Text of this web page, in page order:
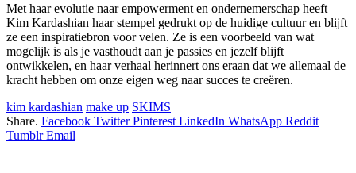
Met haar evolutie naar empowerment en ondernemerschap heeft
Kim Kardashian haar stempel gedrukt op de huidige cultuur en blijft
ze een inspiratiebron voor velen. Ze is een voorbeeld van wat
mogelijk is als je vasthoudt aan je passies en jezelf blijft
ontwikkelen, en haar verhaal herinnert ons eraan dat we allemaal de
kracht hebben om onze eigen weg naar succes te creëren.
kim kardashian make up SKIMS
Share. Facebook Twitter Pinterest LinkedIn WhatsApp Reddit
Tumblr Email